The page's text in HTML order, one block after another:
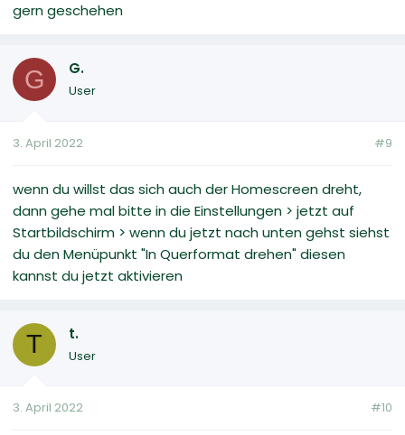
gern geschehen
G G.
User
3. April 2022 #9
wenn du willst das sich auch der Homescreen dreht,
dann gehe mal bitte in die Einstellungen > jetzt auf
Startbildschirm > wenn du jetzt nach unten gehst siehst
du den Menüpunkt "In Querformat drehen" diesen
kannst du jetzt aktivieren
T t.
User
3. April 2022 #10